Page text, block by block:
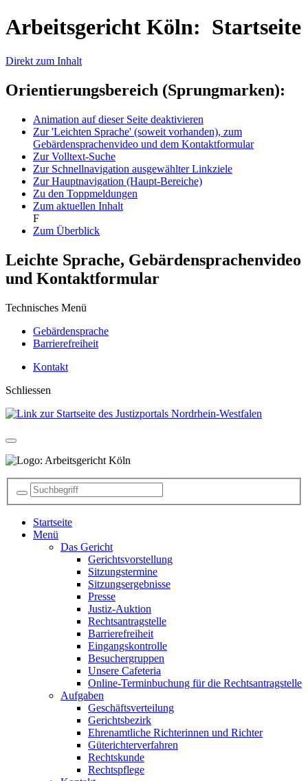
Arbeitsgericht Köln: Startseite
Direkt zum Inhalt
Orientierungsbereich (Sprungmarken):
Animation auf dieser Seite deaktivieren
Zur 'Leichten Sprache' (soweit vorhanden), zum
Gebärdensprachenvideo und dem Kontaktformular
Zur Volltext-Suche
Zur Schnellnavigation ausgewählter Linkziele
Zur Hauptnavigation (Haupt-Bereiche)
Zu den Toppmeldungen
Zum aktuellen Inhalt
F
Zum Überblick
Leichte Sprache, Gebärdensprachenvideo
und Kontaktformular
Technisches Menü
Gebärdensprache
Barrierefreiheit
Kontakt
Schliessen
Startseite
Menü
Das Gericht
Gerichtsvorstellung
Sitzungstermine
Sitzungsergebnisse
Presse
Justiz-Auktion
Rechtsantragstelle
Barrierefreiheit
Eingangskontrolle
Besuchergruppen
Unsere Cafeteria
Online-Terminbuchung für die Rechtsantragstelle
Aufgaben
Geschäftsverteilung
Gerichtsbezirk
Ehrenamtliche Richterinnen und Richter
Güterichterverfahren
Rechtskunde
Rechtspflege